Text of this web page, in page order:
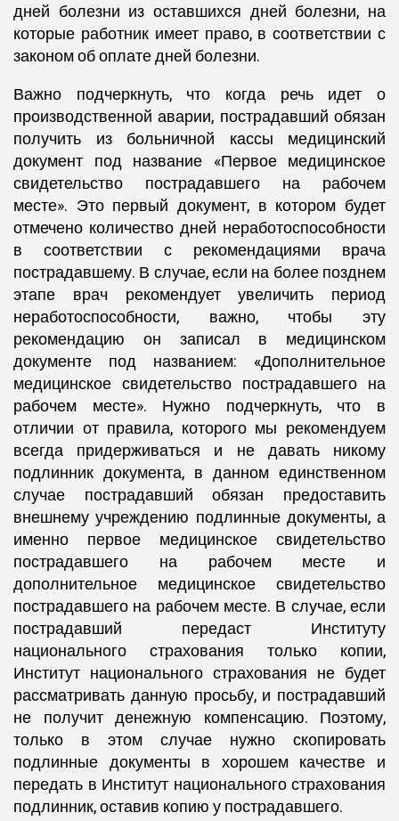
дней болезни из оставшихся дней болезни, на
которые работник имеет право, в соответствии с
законом об оплате дней болезни.
Важно подчеркнуть, что когда речь идет о
производственной аварии, пострадавший обязан
получить из больничной кассы медицинский
документ под название «Первое медицинское
свидетельство пострадавшего на рабочем
месте». Это первый документ, в котором будет
отмечено количество дней неработоспособности
в соответствии с рекомендациями врача
пострадавшему. В случае, если на более позднем
этапе врач рекомендует увеличить период
неработоспособности, важно, чтобы эту
рекомендацию он записал в медицинском
документе под названием: «Дополнительное
медицинское свидетельство пострадавшего на
рабочем месте». Нужно подчеркнуть, что в
отличии от правила, которого мы рекомендуем
всегда придерживаться и не давать никому
подлинник документа, в данном единственном
случае пострадавший обязан предоставить
внешнему учреждению подлинные документы, а
именно первое медицинское свидетельство
пострадавшего на рабочем месте и
дополнительное медицинское свидетельство
пострадавшего на рабочем месте. В случае, если
пострадавший передаст Институту
национального страхования только копии,
Институт национального страхования не будет
рассматривать данную просьбу, и пострадавший
не получит денежную компенсацию. Поэтому,
только в этом случае нужно скопировать
подлинные документы в хорошем качестве и
передать в Институт национального страхования
подлинник, оставив копию у пострадавшего.